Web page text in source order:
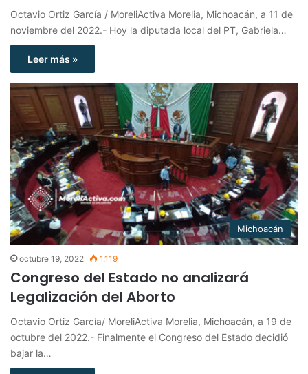
Octavio Ortiz García / MoreliActiva Morelia, Michoacán, a 11 de
noviembre del 2022.- Hoy la diputada local del PT, Gabriela…
Leer más »
Michoacán
octubre 19, 2022 1.119
Congreso del Estado no analizará
Legalización del Aborto
Octavio Ortiz García/ MoreliActiva Morelia, Michoacán, a 19 de
octubre del 2022.- Finalmente el Congreso del Estado decidió
bajar la…